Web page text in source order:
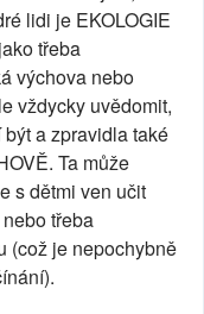
lidi je EKOLOGIE
třeba
výchova nebo
vždycky uvědomit,
a zpravidla také
Ta může
s dětmi ven učit
třeba
(což je nepochybně